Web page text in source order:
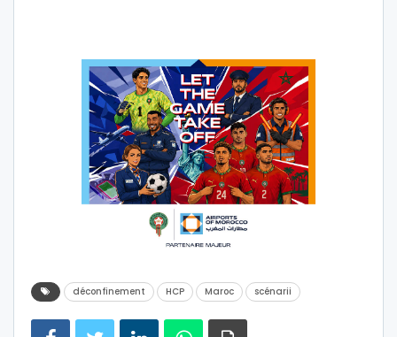
déconfinement HCP Maroc scénarii